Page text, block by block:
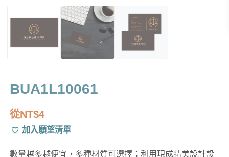
BUA1L10061
從NT$4
加入願望清單
數量越多越便宜，多種材質可選擇；利用現成精美設計設